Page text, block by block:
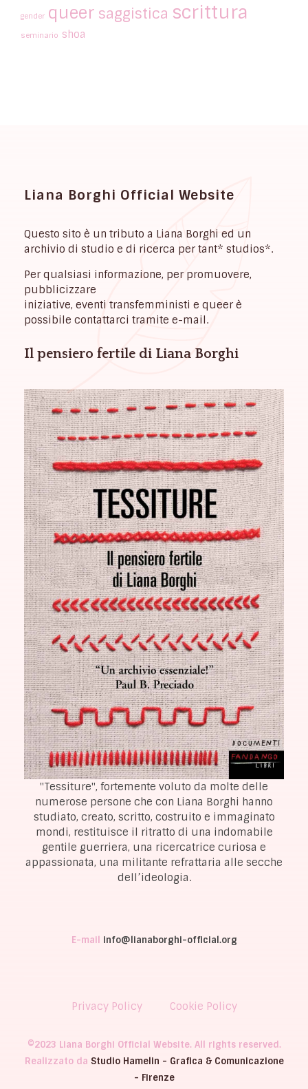
gender queer saggistica scrittura
seminario shoa
Liana Borghi Official Website
Questo sito è un tributo a Liana Borghi ed un
archivio di studio e di ricerca per tant* studios*.
Per qualsiasi informazione, per promuovere,
pubblicizzare
iniziative, eventi transfemministi e queer è
possibile contattarci tramite e-mail.
Il pensiero fertile di Liana Borghi
"Tessiture", fortemente voluto da molte delle
numerose persone che con Liana Borghi hanno
studiato, creato, scritto, costruito e immaginato
mondi, restituisce il ritratto di una indomabile
gentile guerriera, una ricercatrice curiosa e
appassionata, una militante refrattaria alle secche
dell’ideologia.
E-mail info@lianaborghi-official.org
Privacy Policy Cookie Policy
©2023 Liana Borghi Official Website. All rights reserved.
Realizzato da Studio Hamelin - Grafica & Comunicazione
- Firenze